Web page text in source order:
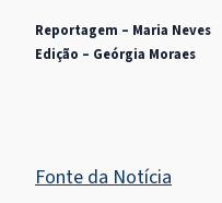
Reportagem – Maria Neves
Edição – Geórgia Moraes
Fonte da Notícia